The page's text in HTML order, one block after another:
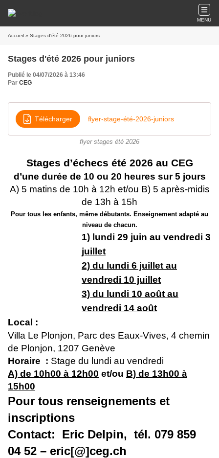
MENU
Accueil » Stages d'été 2026 pour juniors
Stages d'été 2026 pour juniors
Publié le 04/07/2026 à 13:46
Par CEG
Télécharger flyer-stage-été-2026-juniors
flyer stages été 2026
Stages d’échecs été 2026 au CEG
d’une durée de 10 ou 20 heures sur 5 jours
A) 5 matins de 10h à 12h et/ou B) 5 après-midis
de 13h à 15h
Pour tous les enfants, même débutants. Enseignement adapté au
niveau de chacun.
1) lundi 29 juin au vendredi 3
juillet
2) du lundi 6 juillet au
vendredi 10 juillet
3) du lundi 10 août au
vendredi 14 août
Local :
Villa Le Plonjon, Parc des Eaux-Vives, 4 chemin
de Plonjon, 1207 Genève
Horaire : Stage du lundi au vendredi
A) de 10h00 à 12h00 et/ou B) de 13h00 à
15h00
Pour tous renseignements et
inscriptions
Contact: Eric Delpin, tél. 079 859
04 52 – eric[@]ceg.ch